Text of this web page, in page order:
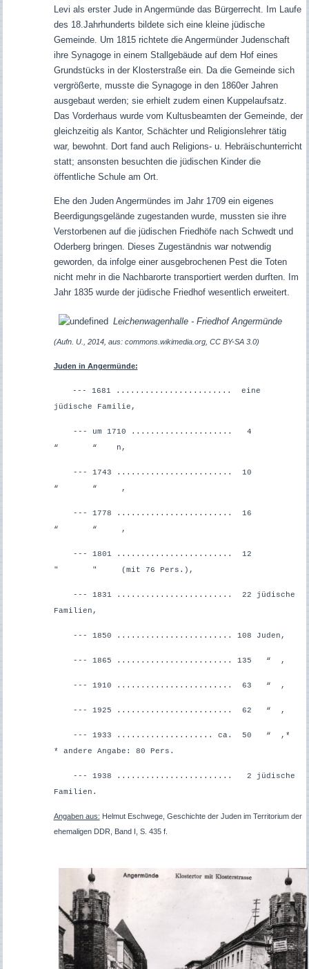
Levi als erster Jude in Angermünde das Bürgerrecht. Im Laufe
des 18.Jahrhunderts bildete sich eine kleine jüdische
Gemeinde. Um 1815 richtete die Angermünder Judenschaft
ihre Synagoge in einem Stallgebäude auf dem Hof eines
Grundstücks in der Klosterstraße ein. Da die Gemeinde sich
vergrößerte, musste die Synagoge in den 1860er Jahren
ausgebaut werden; sie erhielt zudem einen Kuppelaufsatz.
Das Vorderhaus wurde vom Kultusbeamten der Gemeinde, der
gleichzeitig als Kantor, Schächter und Religionslehrer tätig
war, bewohnt. Dort fand auch Religions- u. Hebräischunterricht
statt; ansonsten besuchten die jüdischen Kinder die
öffentliche Schule am Ort.
Ehe den Juden Angermündes im Jahr 1709 ein eigenes
Beerdigungsgelände zugestanden wurde, mussten sie ihre
Verstorbenen auf die jüdischen Friedhöfe nach Schwedt und
Oderberg bringen. Dieses Zugeständnis war notwendig
geworden, da infolge einer ausgebrochenen Pest die Toten
nicht mehr in die Nachbarorte transportiert werden durften. Im
Jahr 1835 wurde der jüdische Friedhof wesentlich erweitert.
Leichenwagenhalle - Friedhof Angermünde
(Aufn. U., 2014, aus: commons.wikimedia.org, CC BY-SA 3.0)
Juden in Angermünde:
--- 1681 ........................ eine
jüdische Familie,
--- um 1710 ..................... 4
“ “ n,
--- 1743 ........................ 10
“ “ ,
--- 1778 ........................ 16
“ “ ,
--- 1801 ........................ 12
" " (mit 76 Pers.),
--- 1831 ........................ 22 jüdische
Familien,
--- 1850 ........................ 108 Juden,
--- 1865 ........................ 135 “ ,
--- 1910 ........................ 63 “ ,
--- 1925 ........................ 62 “ ,
--- 1933 .................... ca. 50 “ ,*
* andere Angabe: 80 Pers.
--- 1938 ........................ 2 jüdische
Familien.
Angaben aus: Helmut Eschwege, Geschichte der Juden im Territorium der
ehemaligen DDR, Band I, S. 435 f.